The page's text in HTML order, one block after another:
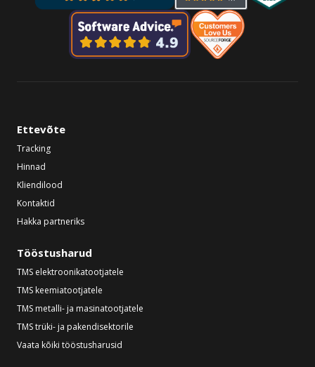
Ettevõte
Tracking
Hinnad
Kliendilood
Kontaktid
Hakka partneriks
Tööstusharud
TMS elektroonikatootjatele
TMS keemiatootjatele
TMS metalli- ja masinatootjatele
TMS trüki- ja pakendisektorile
Vaata kõiki tööstusharusid